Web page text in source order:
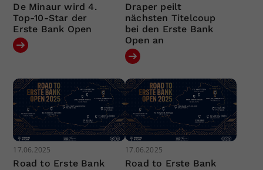
De Minaur wird 4.
Top-10-Star der
Erste Bank Open
Draper peilt
nächsten Titelcoup
bei den Erste Bank
Open an
17.06.2025
Road to Erste Bank
17.06.2025
Road to Erste Bank